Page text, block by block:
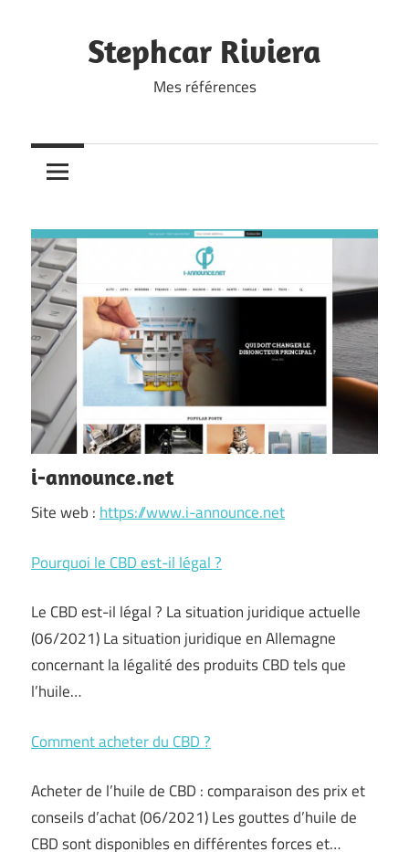
Stephcar Riviera
Mes références
i-announce.net
Site web : https://www.i-announce.net
Pourquoi le CBD est-il légal ?
Le CBD est-il légal ? La situation juridique actuelle
(06/2021) La situation juridique en Allemagne
concernant la légalité des produits CBD tels que
l’huile…
Comment acheter du CBD ?
Acheter de l’huile de CBD : comparaison des prix et
conseils d’achat (06/2021) Les gouttes d’huile de
CBD sont disponibles en différentes forces et…